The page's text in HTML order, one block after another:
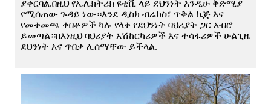
ያቀርባል.በዚህ የኤሌክትሪክ ዩቲቪ ላይ ደህንነት እንዲሁ ቅድሚያ
የሚሰጠው ጉዳይ ነው።እንደ ዲስክ ብሬክስ፣ ጥቅል ኬጅ እና
የመቀመጫ ቀበቶዎች ካሉ የላቀ የደህንነት ባህሪያት ጋር አብሮ
ይመጣል።በእነዚህ ባህሪያት አሽከርካሪዎች እና ተሳፋሪዎች ሁልጊዜ
ደህንነት እና ጥበቃ ሊሰማቸው ይችላል.